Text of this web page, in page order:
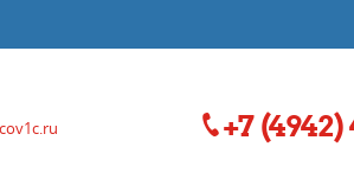
+7 (4942)